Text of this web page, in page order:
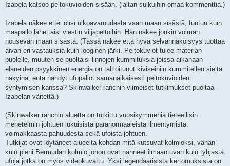
e
i
Izabela katsoo peltokuvioiden sisään. (laitan sulkuihin omaa kommenttia.)
Izabela näkee ettei olisi ulkoavaruudesta vaan maan sisästä, tuntuu kuin
maapallo lähettäisi viestin viljapeltoihin. Hän näkee jonkin voiman
nousevan maan sisästä. (Tässä näkee että hyvä selvännäköisyys tuottaa
aivan eri vastauksia kuin looginen järki. Peltokuviot tulee materian
puolelle, muuten se puoltaisi linnojen kummituksia joissa aikanaan
eläneiden psyykkinen energia on taltioitunut kiviseiniin kummitellen sieltä
näkyinä, entä nähdyt ufopallot samanaikaisesti peltokuvioiden
syntymisen kanssa? Skinwalker ranchin viimeiset tutkimukset puoltaa
Izabelan väitettä.)
(Skinwalker ranchin aluetta on tutkittu vuosikymmeniä tieteellisin
menetelmin johtuen lukuisista paranormaaleista ilmentymistä,
voimakkaasta pahuudesta sekä ufoista johtuen.
Tutkijat ovat löytäneet alueelta kohdan mitä kutsuvat kolmioksi, vähän
kuin pieni Bermudan kolmio johon ovat nähneet ilmaantuvan kuin tyhjästä
ufoja jotka on myös videokuvattu. Yksi legendaarisista kertomuksista on